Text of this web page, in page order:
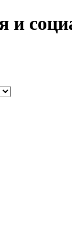
и